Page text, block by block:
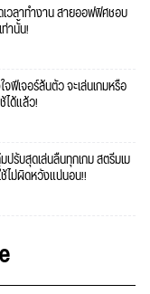
เวลาทำงาน สายออฟฟิศชอบ
านั้น!
เจอร์ล้นตัว จะเล่นเกมหรือ
ด้แล้ว!
รับสุดเล่นลื่นทุกเกม สตรีมเม
ไม่ผิดหวังแน่นอน!!